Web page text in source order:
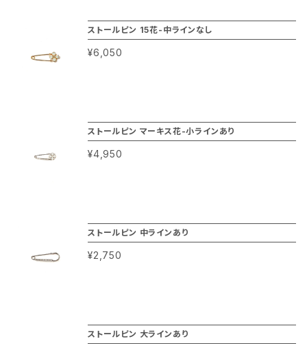
ストールピン 15花-中ラインなし
¥6,050
ストールピン マーキス花-小ラインあり
¥4,950
ストールピン 中ラインあり
¥2,750
ストールピン 大ラインあり